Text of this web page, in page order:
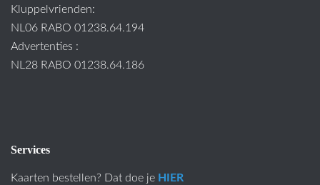
Kluppelvrienden:
NL06 RABO 01238.64.194
Advertenties :
NL28 RABO 01238.64.186
Services
Kaarten bestellen? Dat doe je HIER